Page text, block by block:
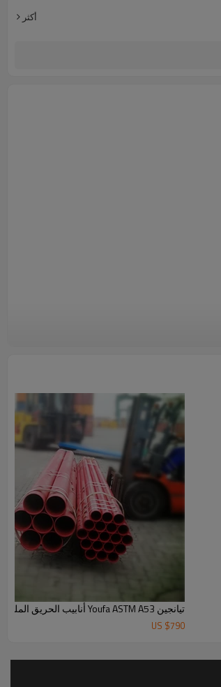
أكثر
تيانجين Youfa ASTM A53 أنابيب الحريق الملحومة مع شهادة UL FM
US $790